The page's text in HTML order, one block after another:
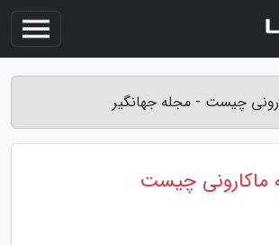
چیست - مجله جهانگیر
ماکارونی چیست